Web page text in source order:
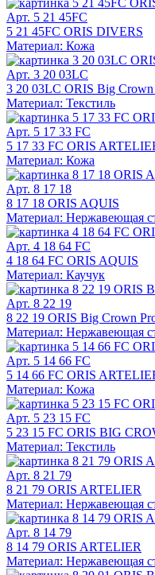
Арт. 5 21 45FC
5 21 45FC ORIS DIVERS
Материал: Кожа
Арт. 3 20 03LC
3 20 03LC ORIS Big
Материал: Текстиль
Арт. 5 17 33 FC
5 17 33 FC ORIS
Материал: Кожа
Арт. 8 17 18
8 17 18 ORIS AQUIS
Материал: Нержавеющая
Арт. 4 18 64 FC
4 18 64 FC ORIS AQUIS
Материал: Каучук
Арт. 8 22 19
8 22 19 ORIS Big Crown
Материал: Нержавеющая
Арт. 5 14 66 FC
5 14 66 FC ORIS
Материал: Кожа
Арт. 5 23 15 FC
5 23 15 FC ORIS BIG
Материал: Текстиль
Арт. 8 21 79
8 21 79 ORIS ARTELIER
Материал: Нержавеющая
Арт. 8 14 79
8 14 79 ORIS ARTELIER
Материал: Нержавеющая